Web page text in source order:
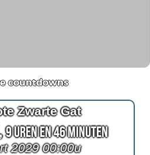
countdowns
Zwarte Gat
9 Uren en 46 Minuten
2029 00:00u